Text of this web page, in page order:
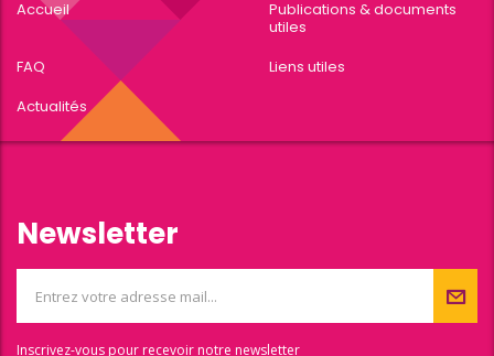
Accueil
Publications & documents
utiles
FAQ
Liens utiles
Actualités
Newsletter
Inscrivez-vous pour recevoir notre newsletter